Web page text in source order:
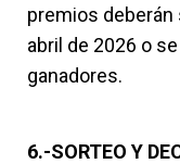
premios deberán
abril de 2026 o
ganadores.
6.-SORTEO Y